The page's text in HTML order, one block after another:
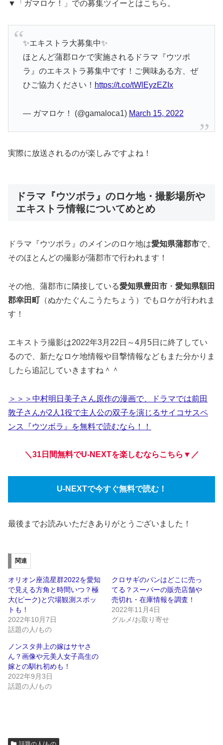
▼「ガマロケ！」での募集ツイーとはこちら。
✨エキストラ大募集中✨
ほとんど蒲郡ロケで実施されるドラマ『ウツボ
ラ』のエキストラ募集中です！ご興味ある方、ぜ
ひご協力ください！ https://t.co/tWlEyzEZIx
— ガマロケ！ (@gamaloca1) March 15, 2022
実際に放送されるのが楽しみですよね！
ドラマ『ウツボラ』のロケ地・撮影場所や
エキストラ情報についてめとめ
ドラマ『ウツボラ』のメインのロケ地は愛知県蒲郡市で、
そのほとんどの撮影が蒲郡市で行われます！
その他、蒲郡市に隣接している愛知県豊田市 ・ 愛知県額田
郡幸田町 （ぬかたぐんこうたちょう）でもロケが行われま
す！
エキストラ撮影は2022年3月22日～4月5日に終了してい
るので、新たなロケ地情報や目撃情報などもまた分かりま
したら追記していきますね＾＾
＞＞＞中村明日美子さん原作の漫画で、ドラマでは前田
敦子さんが2人1役で主人公の双子を演じるサイコサスペ
ンス『ウツボラ』を無料で読むなら！！
＼31日間無料でU-NEXTを楽しむならこちら▼／
U-NEXTで今すぐ無料で読む！
最後までお読みいただきありがとうございました！
関連
オリオン座流星群2022を愛知
で見える方角と時間いつ？極
大(ピーク)と穴場観測スポッ
トも！
2022年10月7日
話題の人/もの
クロサギのパンはどこに売っ
てる？スーパーの販売店舗や
売切れ・在庫情報を調査！
2022年11月4日
グルメ/お取り寄せ
ノンスタ井上の嫁はサヤさ
ん？画像や元美人女子高生の
嫁との馴れ初めも！
2022年9月3日
話題の人/もの